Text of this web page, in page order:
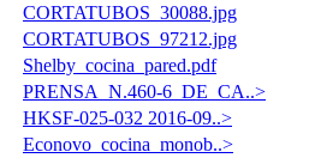
CORTATUBOS_30088.jpg
CORTATUBOS_97212.jpg
Shelby_cocina_pared.pdf
PRENSA_N.460-6_DE_CA..>
HKSF-025-032 2016-09..>
Econovo_cocina_monob..>